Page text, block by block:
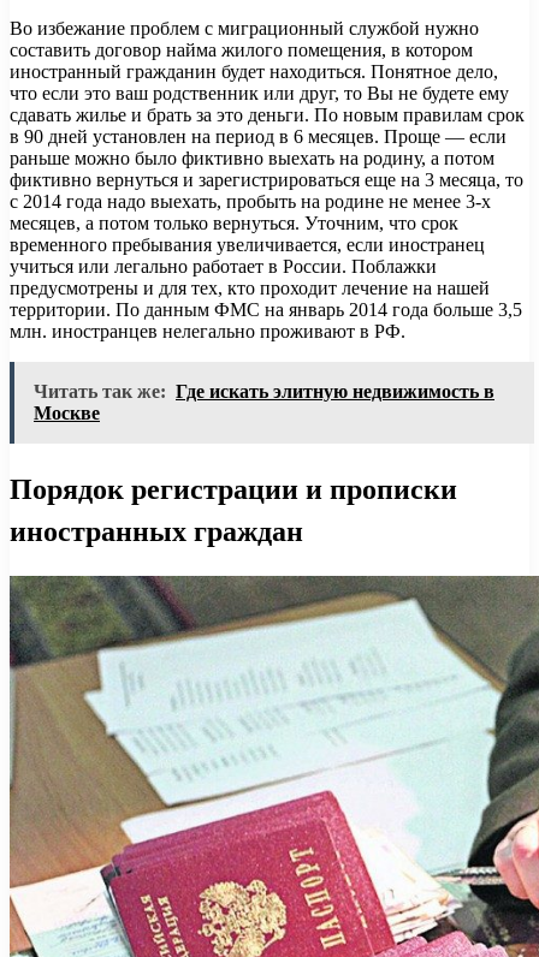
Во избежание проблем с миграционный службой нужно
составить договор найма жилого помещения, в котором
иностранный гражданин будет находиться. Понятное дело,
что если это ваш родственник или друг, то Вы не будете ему
сдавать жилье и брать за это деньги. По новым правилам срок
в 90 дней установлен на период в 6 месяцев. Проще — если
раньше можно было фиктивно выехать на родину, а потом
фиктивно вернуться и зарегистрироваться еще на 3 месяца, то
с 2014 года надо выехать, пробыть на родине не менее 3-х
месяцев, а потом только вернуться. Уточним, что срок
временного пребывания увеличивается, если иностранец
учиться или легально работает в России. Поблажки
предусмотрены и для тех, кто проходит лечение на нашей
территории. По данным ФМС на январь 2014 года больше 3,5
млн. иностранцев нелегально проживают в РФ.
Читать так же: Где искать элитную недвижимость в
Москве
Порядок регистрации и прописки
иностранных граждан